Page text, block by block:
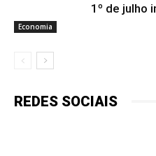
Economia
1º de julho
REDES SOCIAIS